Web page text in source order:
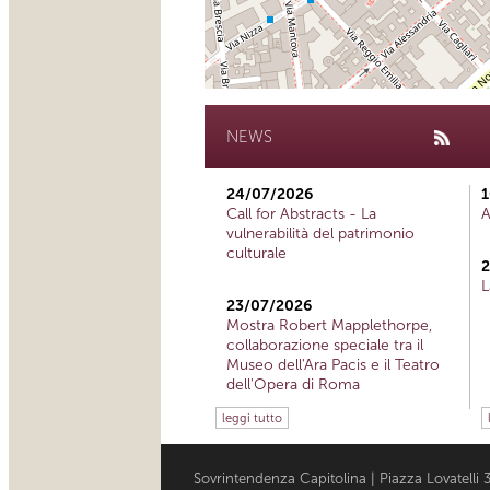
NEWS
24/07/2026
Call for Abstracts - La
vulnerabilità del patrimonio
culturale
23/07/2026
Mostra Robert Mapplethorpe,
collaborazione speciale tra il
Museo dell'Ara Pacis e il Teatro
dell'Opera di Roma
leggi tutto
Sovrintendenza Capitolina | Piazza Lovatelli